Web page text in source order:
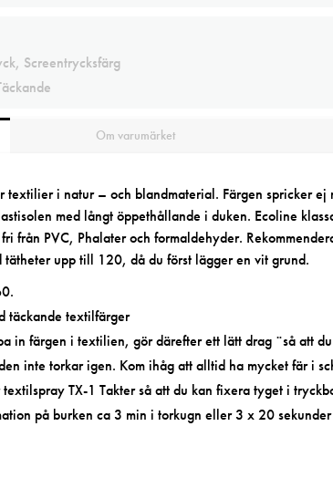
, Screentrycksfärg
Om varumärket
textilier i natur – och blandmaterial. Färgen spricker
med långt öppethållande i duken. Ecoline
från PVC, Phalater och formaldehyder.
tätheter upp till 120, då du först lägger en vit grund.
täckande textilfärger
in färgen i textilien, gör därefter ett lätt drag ¨så att
inte torkar igen. Kom ihåg att alltid ha mycket fär i
TX-1 Takter så att du kan fixera tyget i
på burken ca 3 min i torkugn eller 3 x 20